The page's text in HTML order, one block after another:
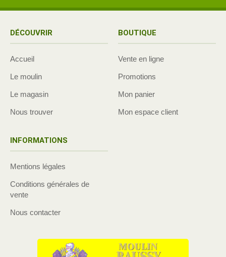
DÉCOUVRIR
Accueil
Le moulin
Le magasin
Nous trouver
BOUTIQUE
Vente en ligne
Promotions
Mon panier
Mon espace client
INFORMATIONS
Mentions légales
Conditions générales de
vente
Nous contacter